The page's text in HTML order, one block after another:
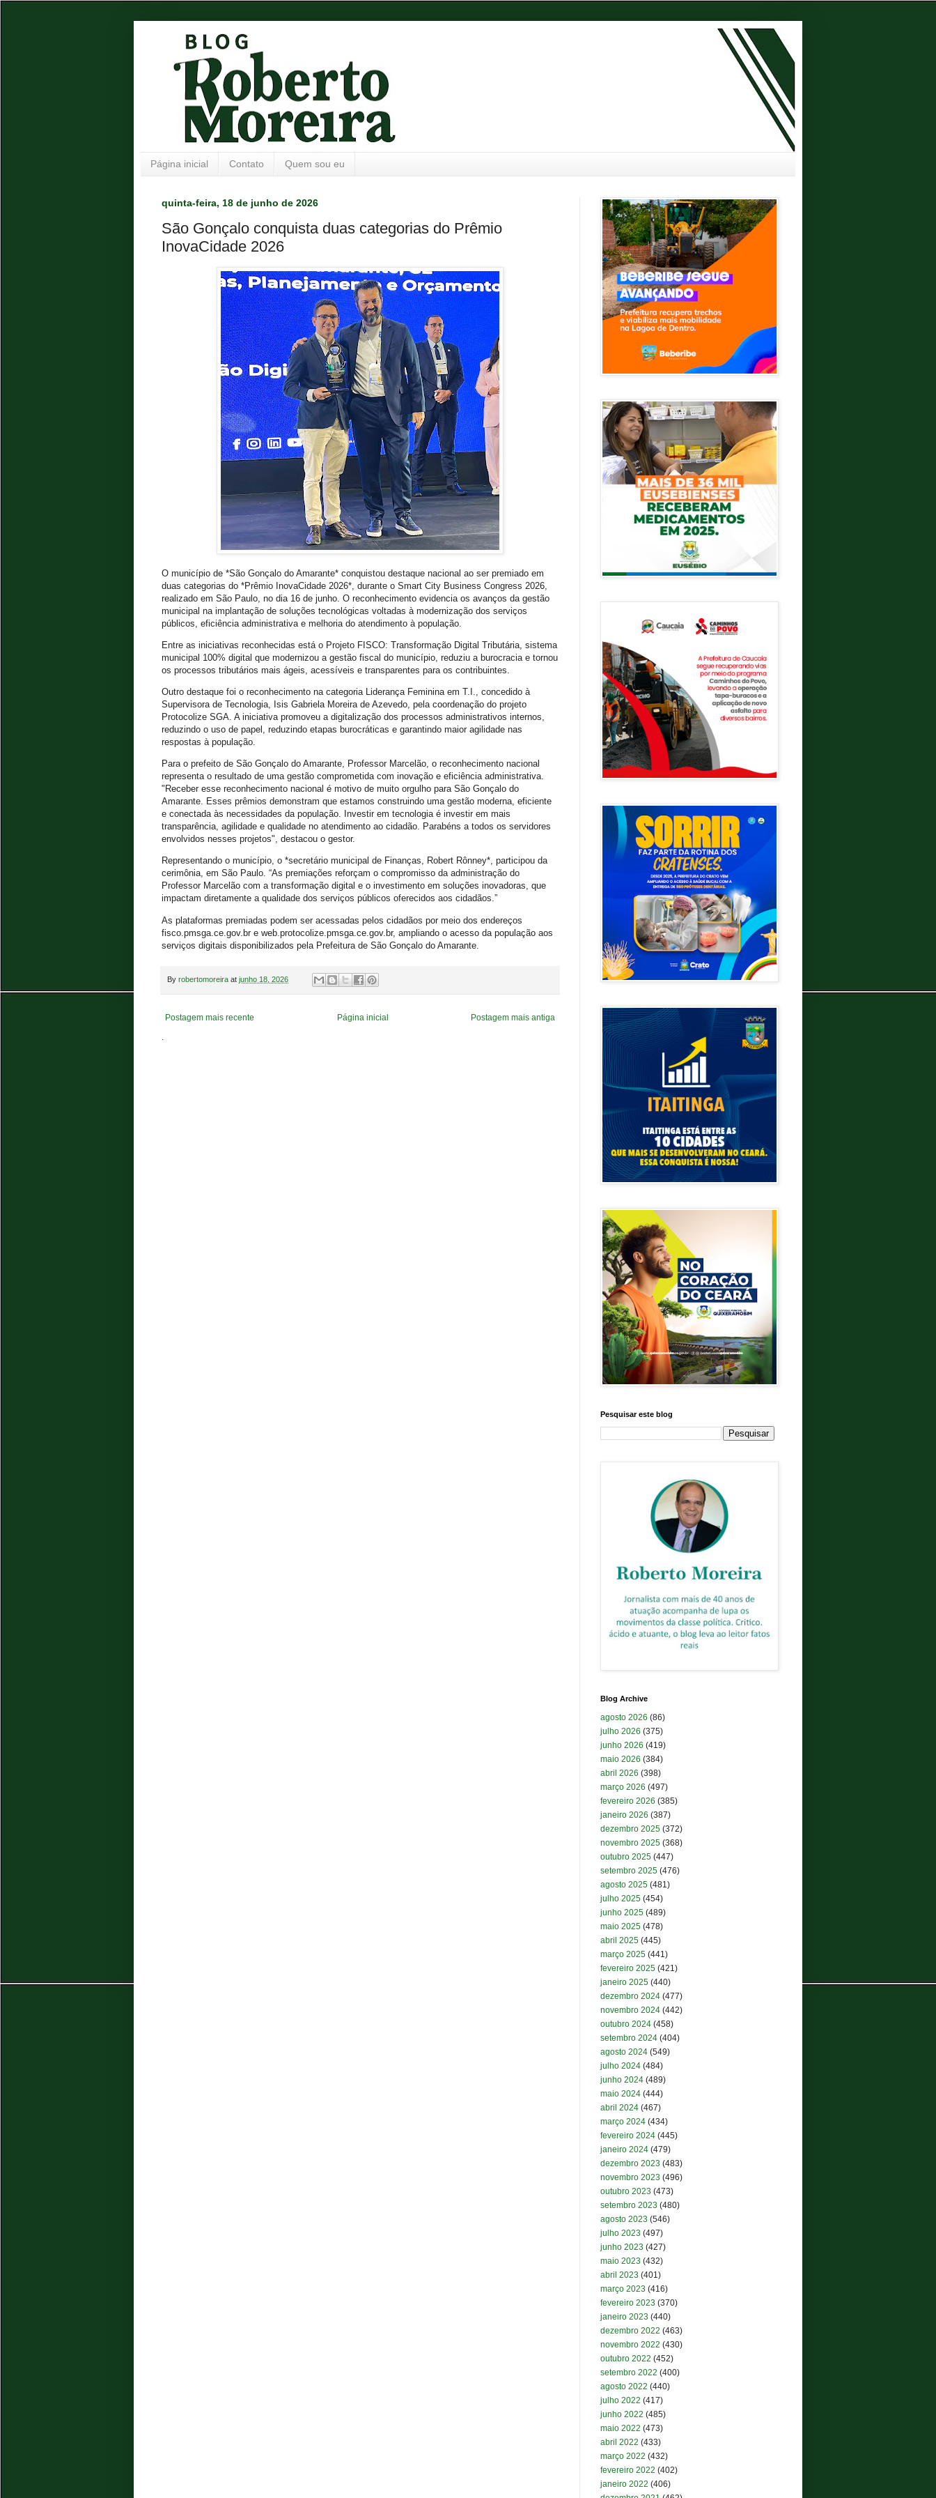
Página inicial Contato Quem sou eu
quinta-feira, 18 de junho de 2026
São Gonçalo conquista duas categorias do Prêmio
InovaCidade 2026
O município de *São Gonçalo do Amarante* conquistou destaque nacional ao ser premiado em
duas categorias do *Prêmio InovaCidade 2026*, durante o Smart City Business Congress 2026,
realizado em São Paulo, no dia 16 de junho. O reconhecimento evidencia os avanços da gestão
municipal na implantação de soluções tecnológicas voltadas à modernização dos serviços
públicos, eficiência administrativa e melhoria do atendimento à população.
Entre as iniciativas reconhecidas está o Projeto FISCO: Transformação Digital Tributária, sistema
municipal 100% digital que modernizou a gestão fiscal do município, reduziu a burocracia e tornou
os processos tributários mais ágeis, acessíveis e transparentes para os contribuintes.
Outro destaque foi o reconhecimento na categoria Liderança Feminina em T.I., concedido à
Supervisora de Tecnologia, Isis Gabriela Moreira de Azevedo, pela coordenação do projeto
Protocolize SGA. A iniciativa promoveu a digitalização dos processos administrativos internos,
reduzindo o uso de papel, reduzindo etapas burocráticas e garantindo maior agilidade nas
respostas à população.
Para o prefeito de São Gonçalo do Amarante, Professor Marcelão, o reconhecimento nacional
representa o resultado de uma gestão comprometida com inovação e eficiência administrativa.
"Receber esse reconhecimento nacional é motivo de muito orgulho para São Gonçalo do
Amarante. Esses prêmios demonstram que estamos construindo uma gestão moderna, eficiente
e conectada às necessidades da população. Investir em tecnologia é investir em mais
transparência, agilidade e qualidade no atendimento ao cidadão. Parabéns a todos os servidores
envolvidos nesses projetos", destacou o gestor.
Representando o município, o *secretário municipal de Finanças, Robert Rônney*, participou da
cerimônia, em São Paulo. “As premiações reforçam o compromisso da administração do
Professor Marcelão com a transformação digital e o investimento em soluções inovadoras, que
impactam diretamente a qualidade dos serviços públicos oferecidos aos cidadãos.”
As plataformas premiadas podem ser acessadas pelos cidadãos por meio dos endereços
fisco.pmsga.ce.gov.br e web.protocolize.pmsga.ce.gov.br, ampliando o acesso da população aos
serviços digitais disponibilizados pela Prefeitura de São Gonçalo do Amarante.
By robertomoreira at junho 18, 2026
Postagem mais recente Postagem mais antiga
Página inicial
.
Pesquisar este blog
Blog Archive
agosto 2026 (86)
julho 2026 (375)
junho 2026 (419)
maio 2026 (384)
abril 2026 (398)
março 2026 (497)
fevereiro 2026 (385)
janeiro 2026 (387)
dezembro 2025 (372)
novembro 2025 (368)
outubro 2025 (447)
setembro 2025 (476)
agosto 2025 (481)
julho 2025 (454)
junho 2025 (489)
maio 2025 (478)
abril 2025 (445)
março 2025 (441)
fevereiro 2025 (421)
janeiro 2025 (440)
dezembro 2024 (477)
novembro 2024 (442)
outubro 2024 (458)
setembro 2024 (404)
agosto 2024 (549)
julho 2024 (484)
junho 2024 (489)
maio 2024 (444)
abril 2024 (467)
março 2024 (434)
fevereiro 2024 (445)
janeiro 2024 (479)
dezembro 2023 (483)
novembro 2023 (496)
outubro 2023 (473)
setembro 2023 (480)
agosto 2023 (546)
julho 2023 (497)
junho 2023 (427)
maio 2023 (432)
abril 2023 (401)
março 2023 (416)
fevereiro 2023 (370)
janeiro 2023 (440)
dezembro 2022 (463)
novembro 2022 (430)
outubro 2022 (452)
setembro 2022 (400)
agosto 2022 (440)
julho 2022 (417)
junho 2022 (485)
maio 2022 (473)
abril 2022 (433)
março 2022 (432)
fevereiro 2022 (402)
janeiro 2022 (406)